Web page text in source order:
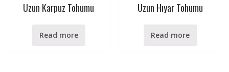
Uzun Karpuz Tohumu
Read more
Uzun Hıyar Tohumu
Read more